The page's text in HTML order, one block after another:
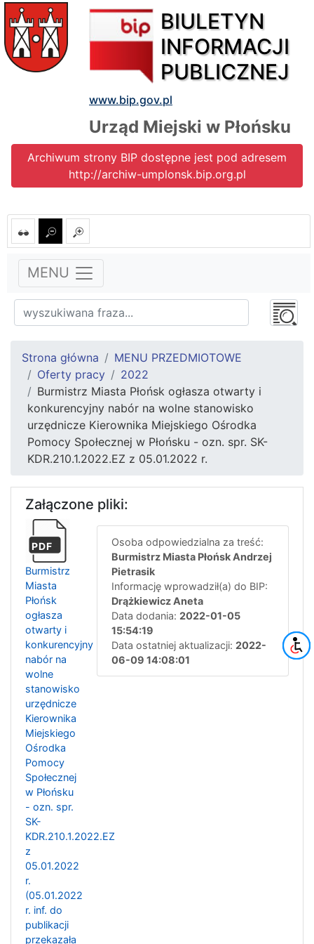
BIULETYN
INFORMACJI
PUBLICZNEJ
www.bip.gov.pl
Urząd Miejski w Płońsku
Archiwum strony BIP dostępne jest pod adresem
http://archiw-umplonsk.bip.org.pl
MENU
Strona główna
MENU PRZEDMIOTOWE
Oferty pracy
2022
Burmistrz Miasta Płońsk ogłasza otwarty i
konkurencyjny nabór na wolne stanowisko
urzędnicze Kierownika Miejskiego Ośrodka
Pomocy Społecznej w Płońsku - ozn. spr. SK-
KDR.210.1.2022.EZ z 05.01.2022 r.
Załączone pliki:
PDF
Burmistrz
Miasta
Płońsk
ogłasza
otwarty i
konkurencyjny
nabór na
wolne
stanowisko
urzędnicze
Kierownika
Miejskiego
Ośrodka
Pomocy
Społecznej
w Płońsku
- ozn. spr.
SK-
KDR.210.1.2022.EZ
z
05.01.2022
r.
(05.01.2022
r. inf. do
publikacji
przekazała
Osoba odpowiedzialna za treść:
Burmistrz Miasta Płońsk Andrzej
Pietrasik
Informację wprowadził(a) do BIP:
Drążkiewicz Aneta
Data dodania: 2022-01-05
15:54:19
Data ostatniej aktualizacji: 2022-
06-09 14:08:01